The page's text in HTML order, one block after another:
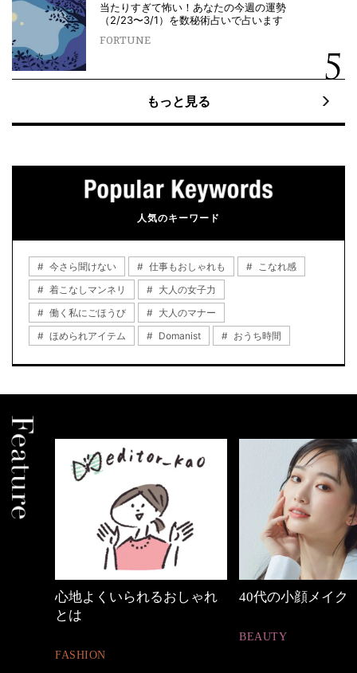
当たりすぎて怖い！あなたの今週の運勢
（2/23〜3/1）を数秘術占いで占います
FORTUNE
もっと見る
人気のキーワード
今さら聞けない 仕事もおしゃれも
こなれ感
着こなしマンネリ
大人の女子力
働く私にごほうび
大人のマナー
ほめられアイテム
Domanist おうち時間
心地よくいられるおしゃれ
とは
FASHION
40代の小顔メイク
BEAUTY